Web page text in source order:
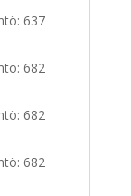
637
682
682
682